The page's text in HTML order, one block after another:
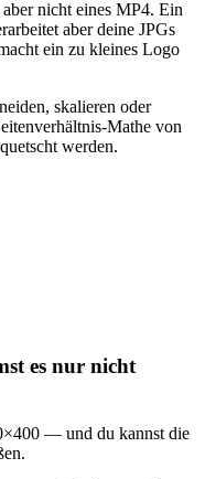
nicht eines MP4. Ein
aber deine JPGs
ein zu kleines Logo
skalieren oder
Mathe von
werden.
es nur nicht
— und du kannst die